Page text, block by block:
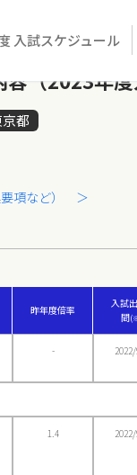
入試スケジュール
（2023年度
都
要項など） ＞
昨年度倍率
入試
間
-
1.4